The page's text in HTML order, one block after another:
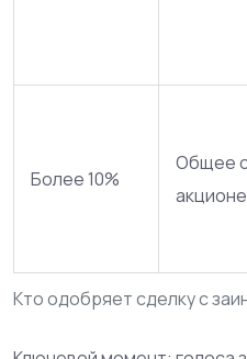
Кто одобряет сделку с
Более 10%
Общее